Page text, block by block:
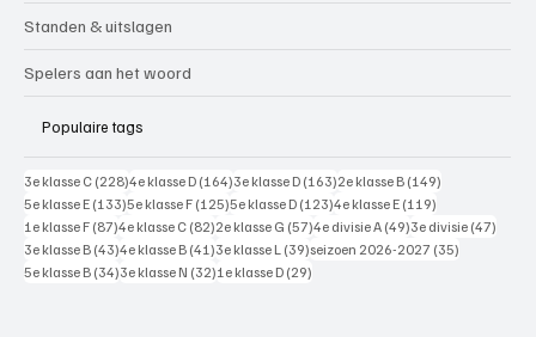
Standen & uitslagen
Spelers aan het woord
Populaire tags
3e klasse C (228)228 posts
4e klasse D (164)164 posts
3e klasse D (163)163 posts
2e klasse B (149)
5e klasse E (133)133 posts
5e klasse F (125)125 posts
5e klasse D (123)123 posts
4e klasse E (119)
1e klasse F (87)87 posts
4e klasse C (82)82 posts
2e klasse G (57)57 posts
4e divisie A (49)49 posts
3e divisie (47)
3e klasse B (43)43 posts
4e klasse B (41)41 posts
3e klasse L (39)39 posts
seizoen 2026-2027 (35)
5e klasse B (34)34 posts
3e klasse N (32)32 posts
1e klasse D (29)